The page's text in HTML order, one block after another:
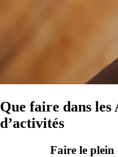
Que faire dans les
d’activités
Faire le plein